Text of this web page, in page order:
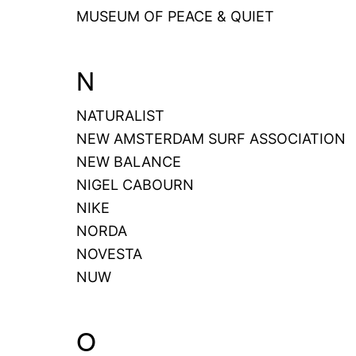
MUSEUM OF PEACE & QUIET
N
NATURALIST
NEW AMSTERDAM SURF ASSOCIATION
NEW BALANCE
NIGEL CABOURN
NIKE
NORDA
NOVESTA
NUW
O